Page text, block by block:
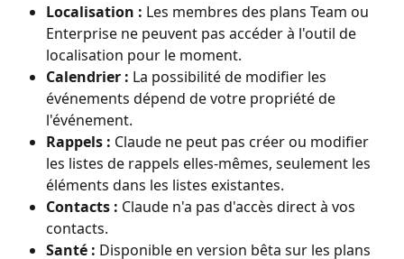
Localisation : Les membres des plans Team ou
Enterprise ne peuvent pas accéder à l'outil de
localisation pour le moment.
Calendrier : La possibilité de modifier les
événements dépend de votre propriété de
l'événement.
Rappels : Claude ne peut pas créer ou modifier
les listes de rappels elles-mêmes, seulement les
éléments dans les listes existantes.
Contacts : Claude n'a pas d'accès direct à vos
contacts.
Santé : Disponible en version bêta sur les plans